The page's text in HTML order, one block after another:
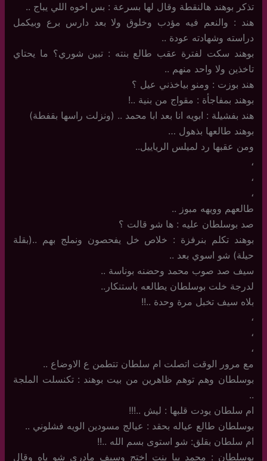
تذكر بوهند هالنقطة وقال لها بسرعة : بس اخوه اللي يباج ..
هند : والنعم فيه مؤدب وخلوق ولا بعد دارس برع وبيكمل
دراسته وشهادته عودة ..
بوهند سكت لفترة عقب طالع بنته : تبين شوري؟ ما يحتاي
تاخذين ولا واحد منهم ..
هند بوزت : ومنو بياخذني عيل ؟
بوهند بمفاجأة : مقواج من بنية ..!
هند بفشيلة : ابويه انا بعد ابا محمد .. (ونزلت راسها بقفطة)
بوهند طالعها بذهول …
ومن عقبها رد لميلس الرياييل..
،
،
،
طالعهم وويهه مبوز ..
صد بوسلطان عليه : ها شو قالت ؟
بوهند تكلم بنرفزة : خلاص خل يفحصون ونملج بهم ..(بقلة
حيلة) شو اسوي بعد ..
سيف صد صوب محمد وحضنه بوناسة ..
لدرجة خلت بوسلطان يطالعه باستنكار..
بلاه سيف تخبل مرة وحدة ..!!
،
،
،
مع مرور الوقت اتصلت ام سلطان تتطمن ع الاوضاع ..
بوسلطان وهم توهم ظاهرين من بيت بوهند : تكنسلت الملجة
..
ام سلطان يودت قلبها : ليش ..!!!
بوسلطان طالع عياله بحقد : عيالج مسودين الويه فشلوني ..
ام سلطان بقلق: شو استوى بسم الله ..!!
بوسلطان : محمد يبا بنت اختج وسيف مادري شو ياه وقال